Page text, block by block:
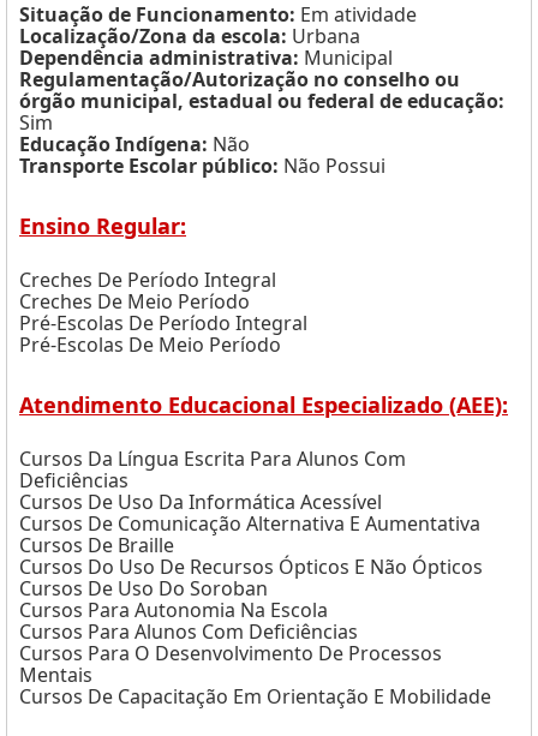
Situação de Funcionamento: Em atividade
Localização/Zona da escola: Urbana
Dependência administrativa: Municipal
Regulamentação/Autorização no conselho ou
órgão municipal, estadual ou federal de educação:
Sim
Educação Indígena: Não
Transporte Escolar público: Não Possui
Ensino Regular:
Creches De Período Integral
Creches De Meio Período
Pré-Escolas De Período Integral
Pré-Escolas De Meio Período
Atendimento Educacional Especializado (AEE):
Cursos Da Língua Escrita Para Alunos Com
Deficiências
Cursos De Uso Da Informática Acessível
Cursos De Comunicação Alternativa E Aumentativa
Cursos De Braille
Cursos Do Uso De Recursos Ópticos E Não Ópticos
Cursos De Uso Do Soroban
Cursos Para Autonomia Na Escola
Cursos Para Alunos Com Deficiências
Cursos Para O Desenvolvimento De Processos
Mentais
Cursos De Capacitação Em Orientação E Mobilidade